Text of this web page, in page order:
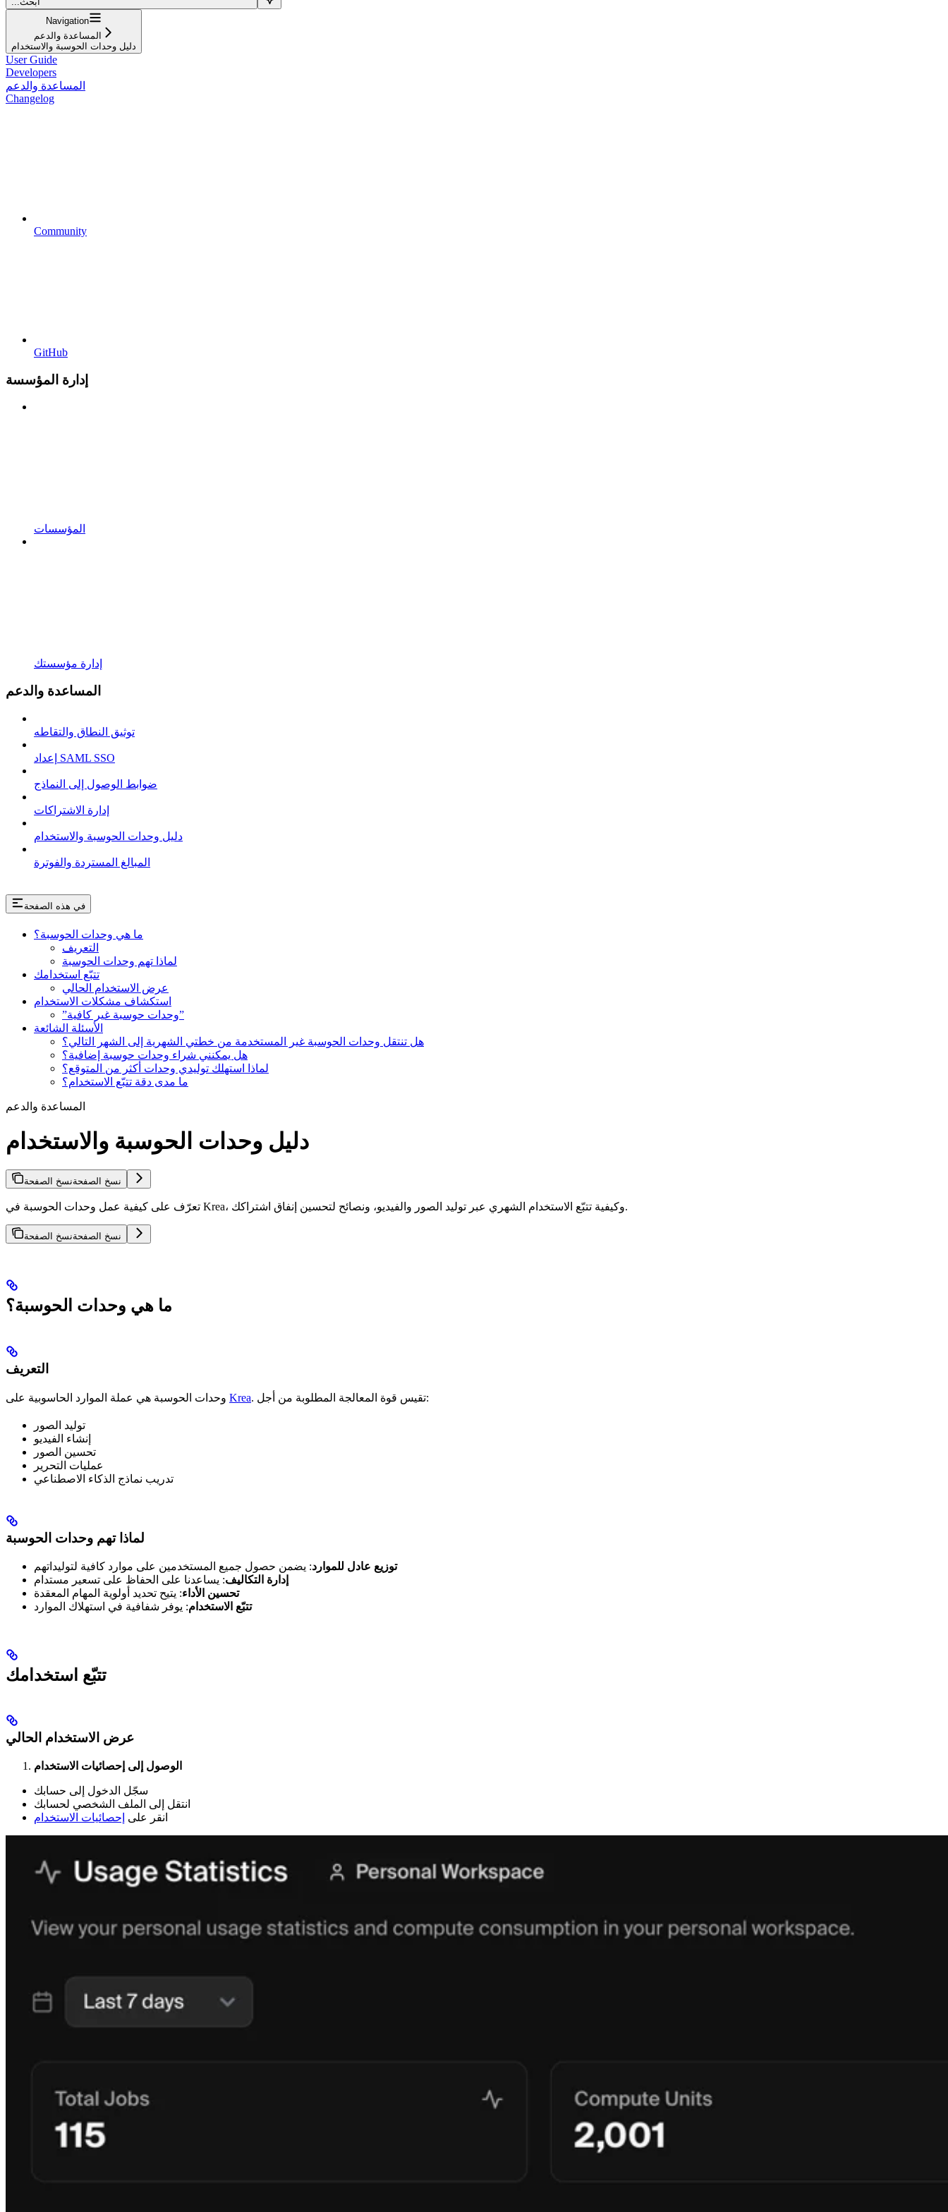
Navigation
المساعدة والدعم
دليل وحدات الحوسبة والاستخدام
User Guide
Developers
المساعدة والدعم
Changelog
Community
GitHub
إدارة المؤسسة
المؤسسات
إدارة مؤسستك
المساعدة والدعم
توثيق النطاق والتقاطه
إعداد SAML SSO
ضوابط الوصول إلى النماذج
إدارة الاشتراكات
دليل وحدات الحوسبة والاستخدام
المبالغ المستردة والفوترة
في هذه الصفحة
ما هي وحدات الحوسبة؟
التعريف
لماذا تهم وحدات الحوسبة
تتبّع استخدامك
عرض الاستخدام الحالي
استكشاف مشكلات الاستخدام
”وحدات حوسبة غير كافية”
الأسئلة الشائعة
هل تنتقل وحدات الحوسبة غير المستخدمة من خطتي الشهرية إلى الشهر التالي؟
هل يمكنني شراء وحدات حوسبة إضافية؟
لماذا استهلك توليدي وحدات أكثر من المتوقع؟
ما مدى دقة تتبّع الاستخدام؟
المساعدة والدعم
دليل وحدات الحوسبة والاستخدام
نسخ الصفحةنسخ الصفحة
تعرّف على كيفية عمل وحدات الحوسبة في Krea، وكيفية تتبّع الاستخدام الشهري عبر توليد الصور والفيديو، ونصائح لتحسين إنفاق اشتراكك.
نسخ الصفحةنسخ الصفحة
ما هي وحدات الحوسبة؟
التعريف
Krea . تقيس قوة المعالجة المطلوبة من أجل:
توليد الصور
إنشاء الفيديو
تحسين الصور
عمليات التحرير
تدريب نماذج الذكاء الاصطناعي
لماذا تهم وحدات الحوسبة
توزيع عادل للموارد: يضمن حصول جميع المستخدمين على موارد كافية لتوليداتهم
إدارة التكاليف: يساعدنا على الحفاظ على تسعير مستدام
تحسين الأداء: يتيح تحديد أولوية المهام المعقدة
تتبّع الاستخدام: يوفر شفافية في استهلاك الموارد
تتبّع استخدامك
عرض الاستخدام الحالي
الوصول إلى إحصائيات الاستخدام
سجّل الدخول إلى حسابك
انتقل إلى الملف الشخصي لحسابك
انقر على إحصائيات الاستخدام